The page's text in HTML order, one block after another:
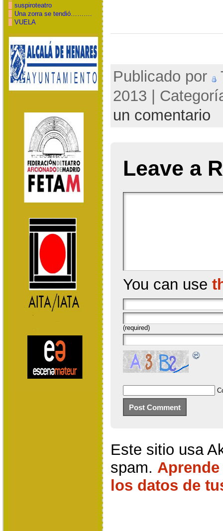
suspiroteatro
Una zorra se tendió……….
VUELA
Publicado por
2013 |
un comentario
Leave a
You can use
(required)
Este sitio usa
spam.
los datos de